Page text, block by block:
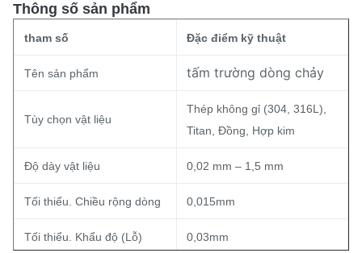
Thông số sản phẩm
tham số Đặc điểm kỹ thuật
Tên sản phẩm tấm trường dòng chảy
Tùy chọn vật liệu
Thép không gỉ (304, 316L),
Titan, Đồng, Hợp kim
Độ dày vật liệu 0,02 mm – 1,5 mm
Tối thiểu. Chiều rộng dòng 0,015mm
Tối thiểu. Khẩu độ (Lỗ) 0,03mm